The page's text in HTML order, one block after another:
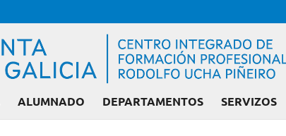
ALUMNADO DEPARTAMENTOS SERVIZOS